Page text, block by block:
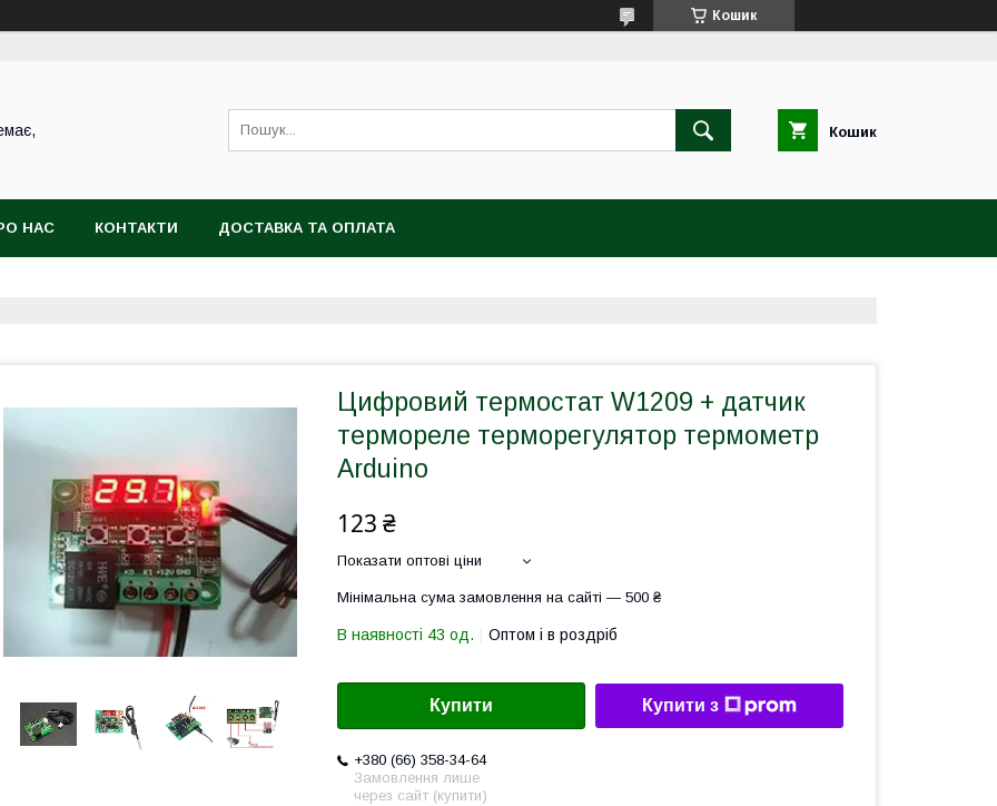
Кошик
Кошик
НАС КОНТАКТИ ДОСТАВКА ТА ОПЛАТА
Цифровий термостат W1209 + датчик
термореле терморегулятор термометр
Arduino
123 ₴
Показати оптові ціни
Мінімальна сума замовлення на сайті — 500 ₴
В наявності 43 од. Оптом і в роздріб
Купити Купити з
+380 (66) 358-34-64
Замовлення лише
через сайт (купити)